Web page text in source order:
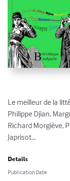
Le meilleur de la
Philippe Djian,
Richard Morgiève,
Japrisot...
Details
Publication Date